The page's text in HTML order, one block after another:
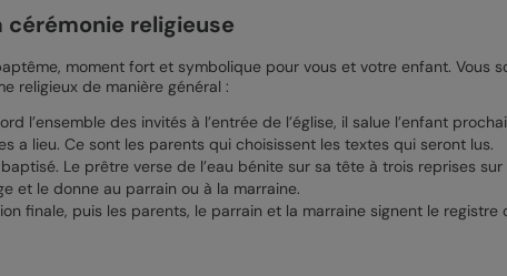
religieuse
moment fort et symbolique pour vous et votre enfant. Vous
religieux de manière général :
l’ensemble des invités à l’entrée de l’église, il salue l’enfant
a lieu. Ce sont les parents qui choisissent les textes qui seront lus.
Le prêtre verse de l’eau bénite sur sa tête à trois reprises
et le donne au parrain ou à la marraine.
finale, puis les parents, le parrain et la marraine signent le registre